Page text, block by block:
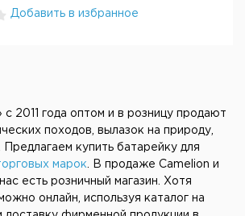
Добавить в избранное
2011 года оптом и в розницу продают
походов, вылазок на природу,
Предлагаем купить батарейку для
марок . В продаже Camelion и
есть розничный магазин. Хотя
онлайн, используя каталог на